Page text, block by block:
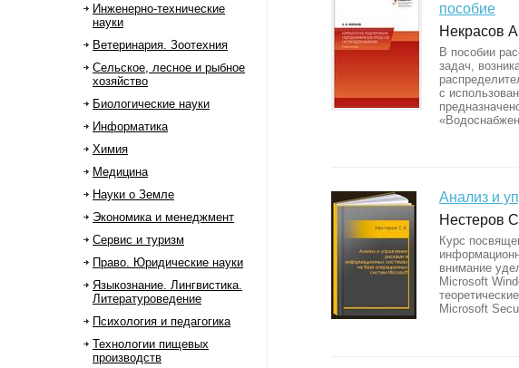
Инженерно-технические
науки
Ветеринария. Зоотехния
Сельское, лесное и рыбное
хозяйство
Биологические науки
Информатика
Химия
Медицина
Науки о Земле
Экономика и менеджмент
Сервис и туризм
Право. Юридические науки
Языкознание. Лингвистика.
Литературоведение
Психология и педагогика
Технологии пищевых
производств
пособие
Некрасов
В пособии
задач,
с
Анализ и
Нестеров
Курс
внимание
Microsoft
Microsoft